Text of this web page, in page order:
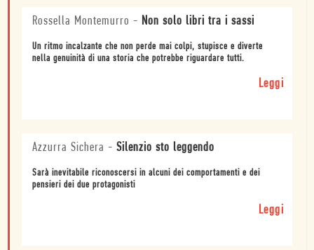
Rossella Montemurro - Non solo libri tra i sassi
Un ritmo incalzante che non perde mai colpi, stupisce e diverte
nella genuinità di una storia che potrebbe riguardare tutti.
Leggi
Azzurra Sichera - Silenzio sto leggendo
Sarà inevitabile riconoscersi in alcuni dei comportamenti e dei
pensieri dei due protagonisti
Leggi